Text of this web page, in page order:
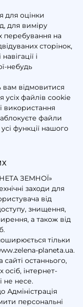
для оцінки
для виміру
перебування на
сторінок,
і
небудь
вам відмовитися
файлів cookie
використання
файли
функції нашого
ЗЕМНОЇ»
заходи для
від
знищення,
а також від
тільки
planeta.ua.
останнього,
інтернет-
не несе.
Адміністрація
персональні